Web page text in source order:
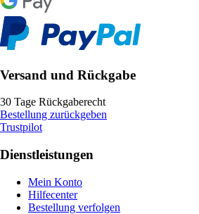
Versand und Rückgabe
30 Tage Rückgaberecht
Bestellung zurückgeben
Trustpilot
Dienstleistungen
Mein Konto
Hilfecenter
Bestellung verfolgen